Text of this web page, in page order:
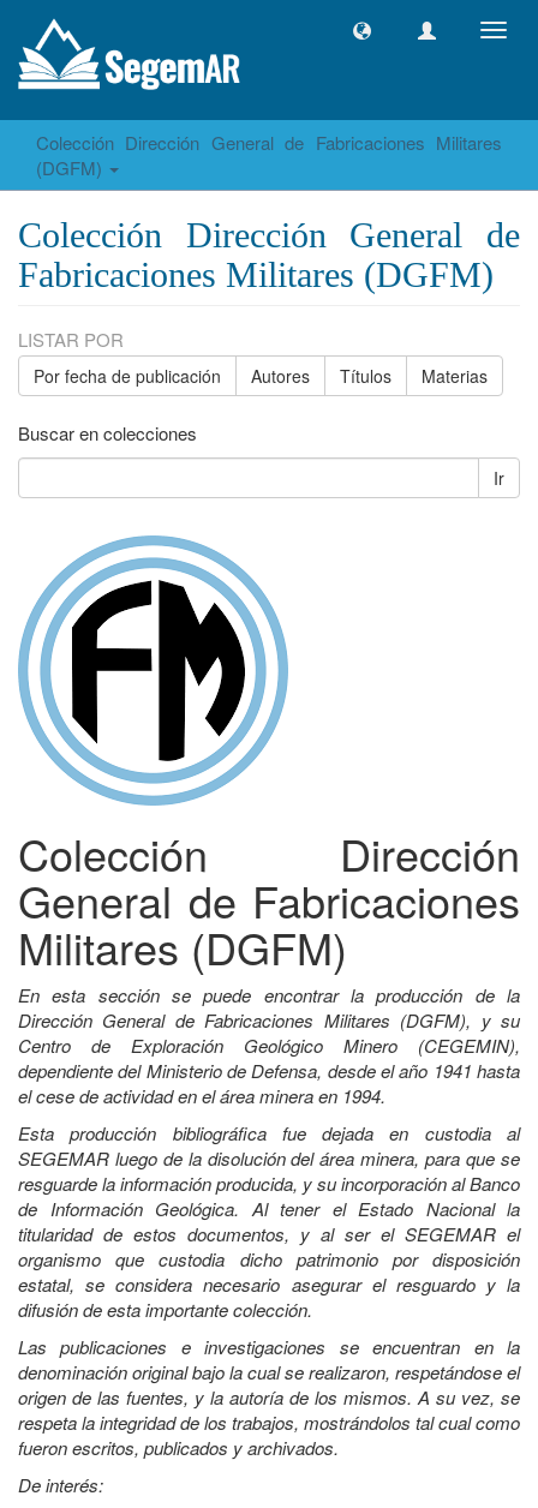
Colección Dirección General de Fabricaciones Militares
(DGFM)
Colección Dirección General de
Fabricaciones Militares (DGFM)
LISTAR POR
Por fecha de publicación Autores Títulos Materias
Buscar en colecciones
Ir
Colección Dirección
General de Fabricaciones
Militares (DGFM)
En esta sección se puede encontrar la producción de la
Dirección General de Fabricaciones Militares (DGFM), y su
Centro de Exploración Geológico Minero (CEGEMIN),
dependiente del Ministerio de Defensa, desde el año 1941 hasta
el cese de actividad en el área minera en 1994.
Esta producción bibliográfica fue dejada en custodia al
SEGEMAR luego de la disolución del área minera, para que se
resguarde la información producida, y su incorporación al Banco
de Información Geológica. Al tener el Estado Nacional la
titularidad de estos documentos, y al ser el SEGEMAR el
organismo que custodia dicho patrimonio por disposición
estatal, se considera necesario asegurar el resguardo y la
difusión de esta importante colección.
Las publicaciones e investigaciones se encuentran en la
denominación original bajo la cual se realizaron, respetándose el
origen de las fuentes, y la autoría de los mismos. A su vez, se
respeta la integridad de los trabajos, mostrándolos tal cual como
fueron escritos, publicados y archivados.
De interés: